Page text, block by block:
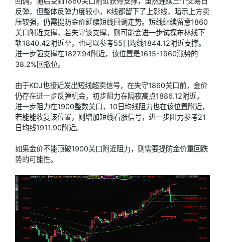
反弹，但整体反弹力度较小，K线都留下了上影线，暗示上方卖
压较强，仍需提防金价延续短线回调走势。短线继续留意1860
关口附近支撑，若失守该支撑，则可能会进一步试探布林线下
轨1840.42附近至，也可以参考55日均线1844.12附近支撑。
进一步强支撑在1827.94附近，该位置是1615-1960涨势的
38.2%回撤位。
由于KDJ也接近发出短线超卖信号，在失守1860关口前，金价
仍存在进一步反弹机会，初步阻力在隔夜高点1886.12附近，
进一步阻力在1900整数关口，10日均线阻力也在该位置附近，
若能能收复该位置，则增加短线看涨信号，进一步阻力参考21
日均线1911.90附近。
如果金价不能顶破1900关口附近阻力，则需要提防金价重回跌
势的可能性。